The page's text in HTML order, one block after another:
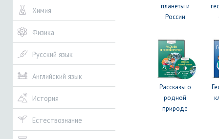
Химия
Физика
Русский язык
Английский язык
История
Естествознание
планеты и
России
Рассказы о
родной
природе